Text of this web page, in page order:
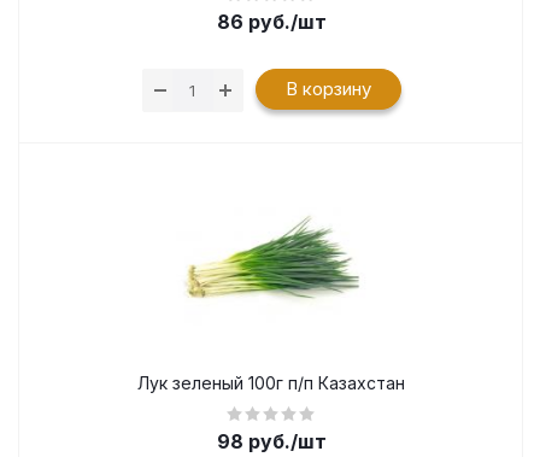
86 руб./шт
В корзину
Лук зеленый 100г п/п Казахстан
98 руб./шт